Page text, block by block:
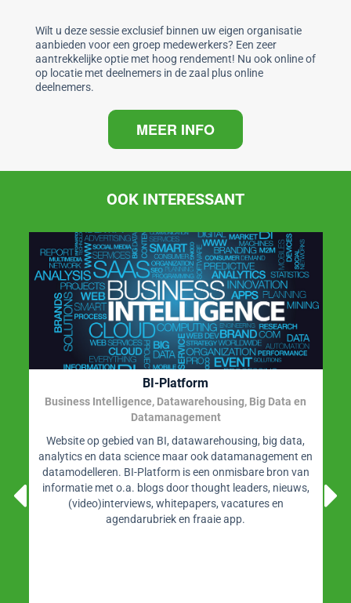
Wilt u deze sessie exclusief binnen uw eigen organisatie
aanbieden voor een groep medewerkers? Een zeer
aantrekkelijke optie met hoog rendement! Nu ook online of
op locatie met deelnemers in de zaal plus online
deelnemers.
MEER INFO
OOK INTERESSANT
02-11-2026
Praktische workshop.
Agile Datawarehouse Design & Dimensional Data
Modeling
Collaborative BI Requirements Analysis & Dimensional
Training dimensioneel datamodelleren door
datawarehouse autoriteit Lawrence Corr waarin de
nieuwste technieken worden behandeld voor het
vergaren van BI-requirements en het ontwerpen van
effectieve datawarehouse- en BI-systemen. De cursus